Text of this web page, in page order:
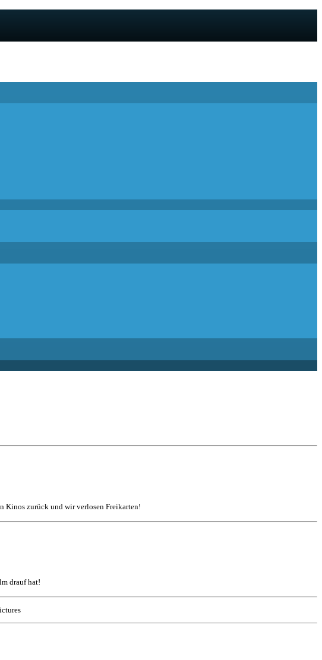
Kinos zurück und wir verlosen Freikarten!
drauf hat!